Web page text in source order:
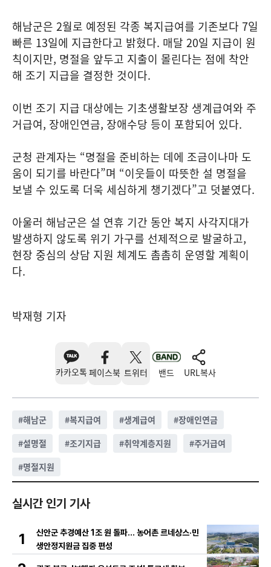
해남군은 2월로 예정된 각종 복지급여를 기존보다 7일
빠른 13일에 지급한다고 밝혔다. 매달 20일 지급이 원
칙이지만, 명절을 앞두고 지출이 몰린다는 점에 착안
해 조기 지급을 결정한 것이다.
이번 조기 지급 대상에는 기초생활보장 생계급여와 주
거급여, 장애인연금, 장애수당 등이 포함되어 있다.
군청 관계자는 “명절을 준비하는 데에 조금이나마 도
움이 되기를 바란다”며 “이웃들이 따뜻한 설 명절을
보낼 수 있도록 더욱 세심하게 챙기겠다”고 덧붙였다.
아울러 해남군은 설 연휴 기간 동안 복지 사각지대가
발생하지 않도록 위기 가구를 선제적으로 발굴하고,
현장 중심의 상담 지원 체계도 촘촘히 운영할 계획이
다.
박재형 기자
카카오톡 페이스북 트위터 밴드 URL복사
#해남군 #복지급여 #생계급여 #장애인연금
#설명절 #조기지급 #취약계층지원 #주거급여
#명절지원
실시간 인기 기사
1
신안군 추경예산 1조 원 돌파… 농어촌 르네상스·민
생안정지원금 집중 편성